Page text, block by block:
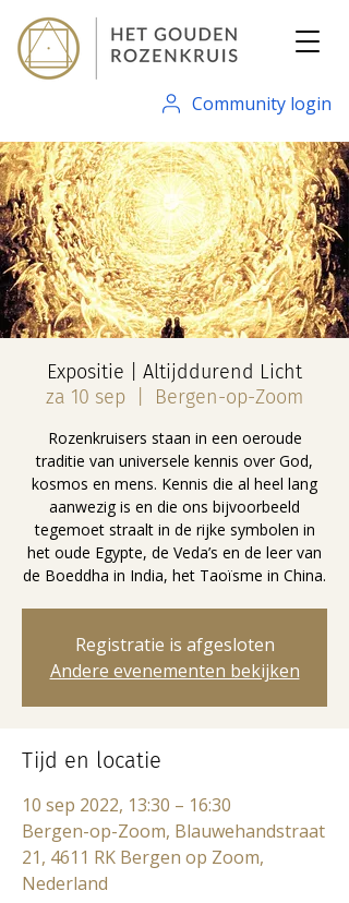
Community login
Expositie | Altijddurend Licht
za 10 sep
Bergen-op-Zoom
Rozenkruisers staan in een oeroude
traditie van universele kennis over God,
kosmos en mens. Kennis die al heel lang
aanwezig is en die ons bijvoorbeeld
tegemoet straalt in de rijke symbolen in
het oude Egypte, de Veda’s en de leer van
de Boeddha in India, het Taoïsme in China.
Registratie is afgesloten
Andere evenementen bekijken
Tijd en locatie
10 sep 2022, 13:30 – 16:30
Bergen-op-Zoom, Blauwehandstraat
21, 4611 RK Bergen op Zoom,
Nederland